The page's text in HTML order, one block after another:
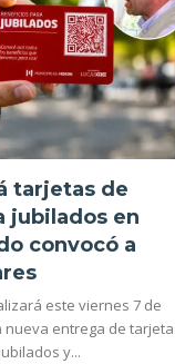
tarjetas de
jubilados en
convocó a
este viernes 7 de
nueva entrega de
y...